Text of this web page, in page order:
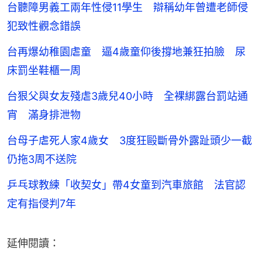
台聽障男義工兩年性侵11學生 辯稱幼年曾遭老師侵
犯致性觀念錯誤
台再爆幼稚園虐童 逼4歲童仰後撐地兼狂拍臉 尿
床罰坐鞋櫃一周
台狠父與女友殘虐3歲兒40小時 全裸綁露台罰站通
宵 滿身排泄物
台母子虐死人家4歲女 3度狂毆斷骨外露趾頭少一截
仍拖3周不送院
乒乓球教練「收契女」帶4女童到汽車旅館 法官認
定有指侵判7年
延伸閱讀：